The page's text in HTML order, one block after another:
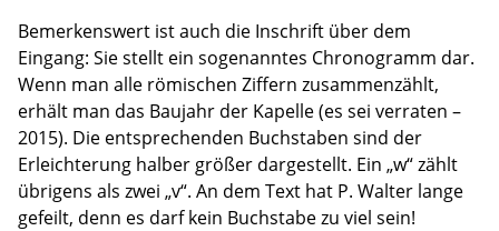
Bemerkenswert ist auch die Inschrift über dem
Eingang: Sie stellt ein sogenanntes Chronogramm dar.
Wenn man alle römischen Ziffern zusammenzählt,
erhält man das Baujahr der Kapelle (es sei verraten –
2015). Die entsprechenden Buchstaben sind der
Erleichterung halber größer dargestellt. Ein „w“ zählt
übrigens als zwei „v“. An dem Text hat P. Walter lange
gefeilt, denn es darf kein Buchstabe zu viel sein!